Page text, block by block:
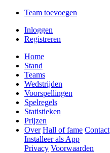
Team toevoegen
Inloggen
Registreren
Home
Stand
Teams
Wedstrijden
Voorspellingen
Spelregels
Statistieken
Prijzen
Over Hall of fame Contact
Installeer als App
Privacy Voorwaarden